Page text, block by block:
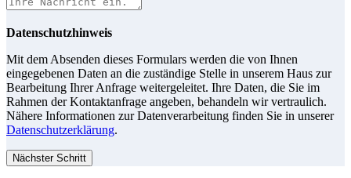
Datenschutzhinweis
Mit dem Absenden dieses Formulars werden die von Ihnen
eingegebenen Daten an die zuständige Stelle in unserem Haus zur
Bearbeitung Ihrer Anfrage weitergeleitet. Ihre Daten, die Sie im
Rahmen der Kontaktanfrage angeben, behandeln wir vertraulich.
Nähere Informationen zur Datenverarbeitung finden Sie in unserer
Datenschutzerklärung.
Nächster Schritt